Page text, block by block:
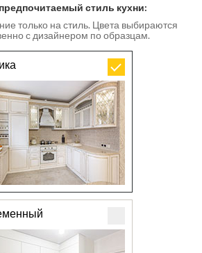
стиль кухни:
только на стиль. Цвета выбираются
с дизайнером по образцам.